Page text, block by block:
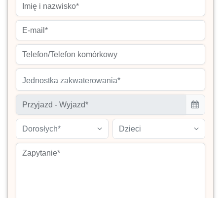
Jednostka zakwaterowania*
Dorosłych* Dzieci